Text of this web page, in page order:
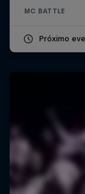
MC BATTLE
Próximo